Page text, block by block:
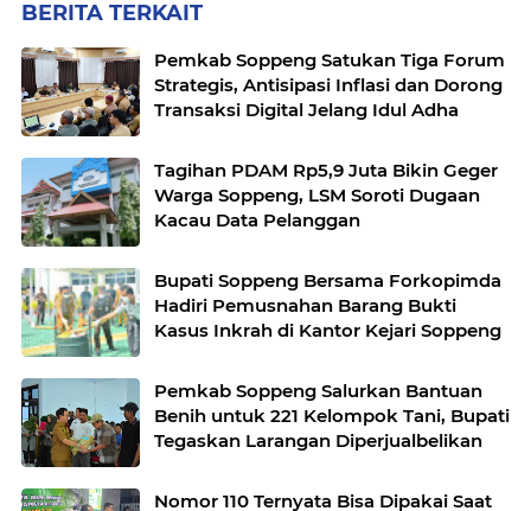
BERITA TERKAIT
Pemkab Soppeng Satukan Tiga Forum
Strategis, Antisipasi Inflasi dan Dorong
Transaksi Digital Jelang Idul Adha
Tagihan PDAM Rp5,9 Juta Bikin Geger
Warga Soppeng, LSM Soroti Dugaan
Kacau Data Pelanggan
Bupati Soppeng Bersama Forkopimda
Hadiri Pemusnahan Barang Bukti
Kasus Inkrah di Kantor Kejari Soppeng
Pemkab Soppeng Salurkan Bantuan
Benih untuk 221 Kelompok Tani, Bupati
Tegaskan Larangan Diperjualbelikan
Nomor 110 Ternyata Bisa Dipakai Saat